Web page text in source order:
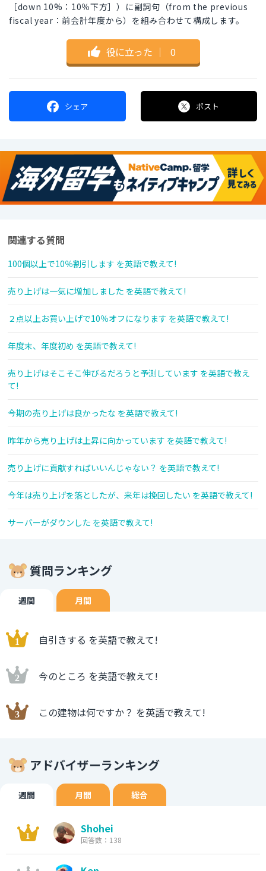
［down 10%：10％下方］）に副詞句（from the previous
fiscal year：前会計年度から）を組み合わせて構成します。
役に立った ｜ 0
シェア ポスト
関連する質問
100個以上で10％割引します を英語で教えて!
売り上げは一気に増加しました を英語で教えて!
２点以上お買い上げで10％オフになります を英語で教えて!
年度末、年度初め を英語で教えて!
売り上げはそこそこ伸びるだろうと予測しています を英語で教え
て!
今期の売り上げは良かったな を英語で教えて!
昨年から売り上げは上昇に向かっています を英語で教えて!
売り上げに貢献すればいいんじゃない？ を英語で教えて!
今年は売り上げを落としたが、来年は挽回したい を英語で教えて!
サーバーがダウンした を英語で教えて!
質問ランキング
週間 月間
自引きする を英語で教えて!
今のところ を英語で教えて!
この建物は何ですか？ を英語で教えて!
アドバイザーランキング
週間 月間 総合
Shohei
回答数：138